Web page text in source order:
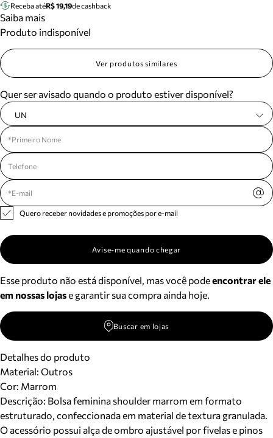
Tire dúvidas sobre pedidos, devoluções e mais.
Meus pedidos
Acompanhe seus pedidos e solicite devoluções.
Receba atéR$ 19,19de cashback
Saiba mais
Produto indisponível
Ver produtos similares
Quer ser avisado quando o produto estiver disponível?
UN
Quero receber novidades e promoções por e-mail
Avise-me quando chegar
Esse produto não está disponível, mas você podeencontrar ele
em nossas lojase garantir sua compra ainda hoje.
Buscar em lojas
Detalhes do produto
Material: Outros
Cor: Marrom
Descrição: Bolsa feminina shoulder marrom em formato
estruturado, confeccionada em material de textura granulada.
O acessório possui alça de ombro ajustável por fivelas e pinos